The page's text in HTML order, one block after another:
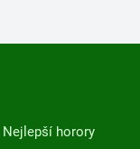
Nejlepší horory